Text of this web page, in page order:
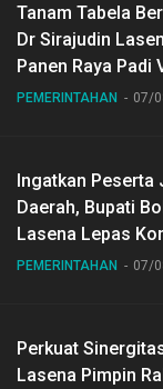
Tanam Tabela
Dr Sirajudin
Panen Raya Padi
Desa Gihang
PEMERINTAHAN 07/
Ingatkan Peserta
Daerah, Bupati
Lasena Lepas
Nasional ke XII di
PEMERINTAHAN 07/
Perkuat
Lasena Pimpin